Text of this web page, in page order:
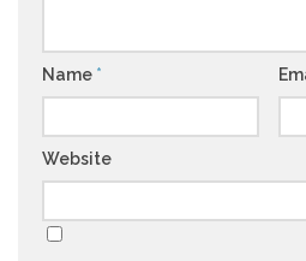
Name *
Website